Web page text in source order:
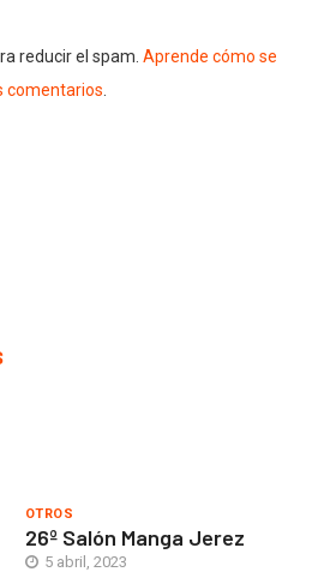
reducir el spam. Aprende cómo se
comentarios
OTROS
26º Salón Manga Jerez
5 abril, 2023